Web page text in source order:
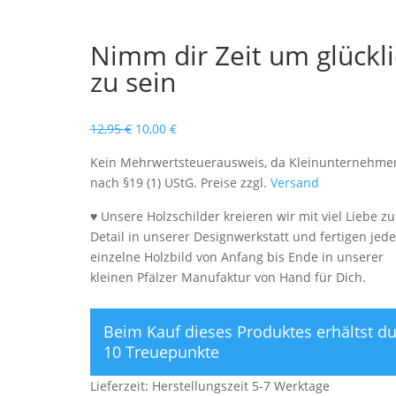
Nimm dir Zeit um
zu sein
12,95€ Ursprünglicher
war:
12,95 €
10,00 €Aktueller
ist:
10,00 €.
Kein Mehrwertsteuerausweis, da
nach §19 (1) UStG. Preise zzgl. Versand
♥ Unsere Holzschilder kreieren wir mit viel Liebe
Detail in unserer Designwerkstatt und fertigen
einzelne Holzbild von Anfang bis Ende in unserer
kleinen Pfälzer Manufaktur von Hand für Dich.
Beim Kauf dieses Produktes erhältst du
10 Treuepunkte
Lieferzeit: Herstellungszeit 5-7 Werktage